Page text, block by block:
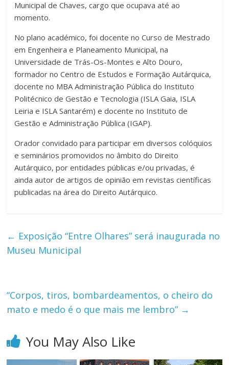
Municipal de Chaves, cargo que ocupava até ao
momento.
No plano académico, foi docente no Curso de Mestrado
em Engenheira e Planeamento Municipal, na
Universidade de Trás-Os-Montes e Alto Douro,
formador no Centro de Estudos e Formação Autárquica,
docente no MBA Administração Pública do Instituto
Politécnico de Gestão e Tecnologia (ISLA Gaia, ISLA
Leiria e ISLA Santarém) e docente no Instituto de
Gestão e Administração Pública (IGAP).
Orador convidado para participar em diversos colóquios
e seminários promovidos no âmbito do Direito
Autárquico, por entidades públicas e/ou privadas, é
ainda autor de artigos de opinião em revistas científicas
publicadas na área do Direito Autárquico.
← Exposição “Entre Olhares” será inaugurada no
Museu Municipal
“Corpos, tiros, bombardeamentos, o cheiro do
mato e medo é o que mais me lembro” →
You May Also Like